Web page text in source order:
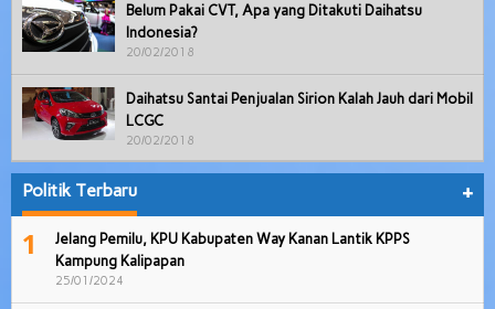
Belum Pakai CVT, Apa yang Ditakuti Daihatsu
Indonesia?
20/02/2018
Daihatsu Santai Penjualan Sirion Kalah Jauh dari Mobil
LCGC
20/02/2018
Politik Terbaru +
1
Jelang Pemilu, KPU Kabupaten Way Kanan Lantik KPPS
Kampung Kalipapan
25/01/2024